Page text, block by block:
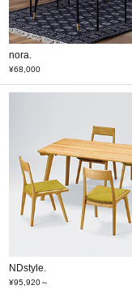
nora.
¥68,000
NDstyle.
¥95,920～